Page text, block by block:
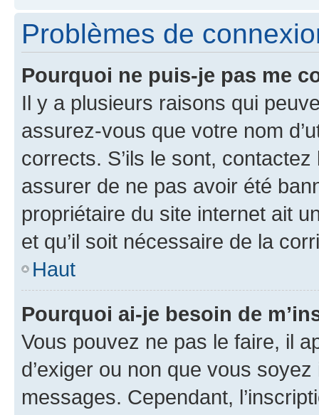
Problèmes de
Pourquoi ne puis-je pas me
Il y a plusieurs raisons qui
assurez-vous que votre nom
corrects. S’ils le sont,
assurer de ne pas avoir été
propriétaire du site internet ait
et qu’il soit nécessaire de la
Haut
Pourquoi ai-je besoin de
Vous pouvez ne pas le faire, il
d’exiger ou non que vous
messages. Cependant,